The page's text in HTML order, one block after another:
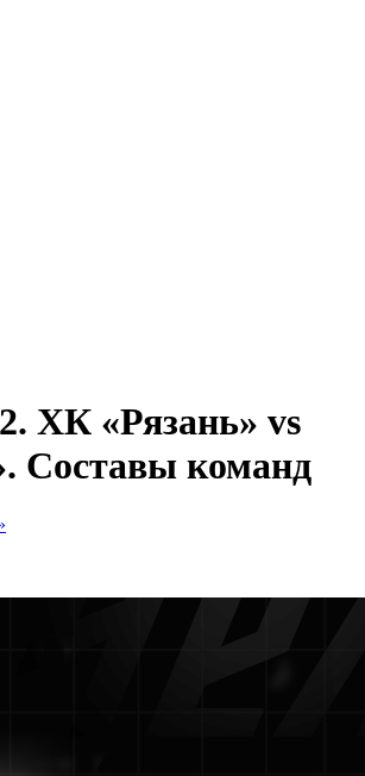
ХК «Рязань» vs
Составы команд